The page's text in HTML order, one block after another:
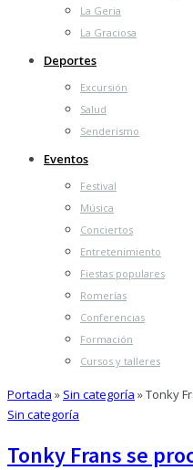
La Geria
La Graciosa
Deportes
Excursión
Salud
Senderismo
Eventos
Festival
Música
Conciertos
Entretenimiento
Fiestas populares
Romerías
Conferencias
Formación
Cursos y talleres
Portada » Sin categoría »Tonky
Sin categoría
Tonky Frans se